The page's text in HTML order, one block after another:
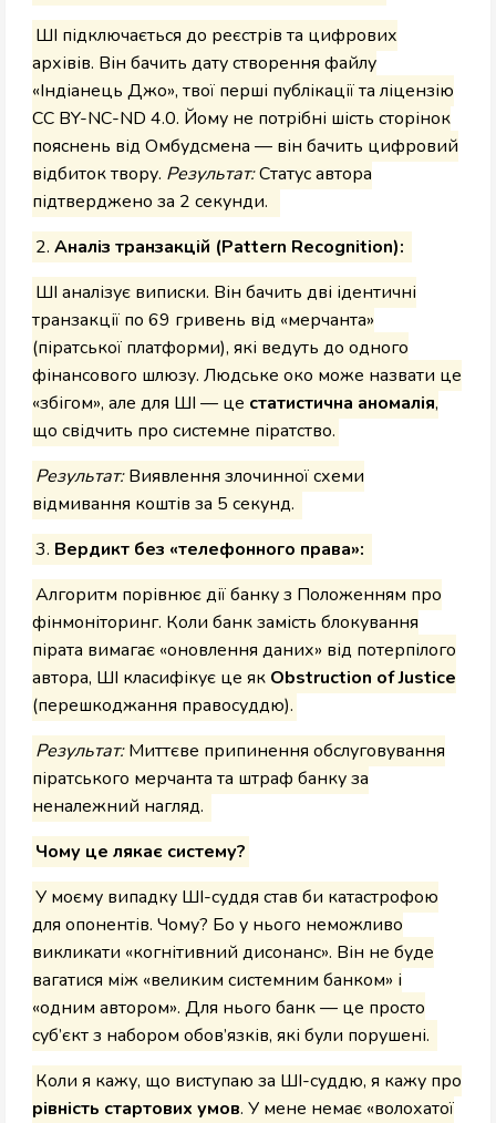
ШІ підключається до реєстрів та цифрових
архівів. Він бачить дату створення файлу
«Індіанець Джо», твої перші публікації та ліцензію
CC BY-NC-ND 4.0. Йому не потрібні шість сторінок
пояснень від Омбудсмена — він бачить цифровий
відбиток твору. Результат:Статус автора
підтверджено за 2 секунди.
2.Аналіз транзакцій (Pattern Recognition):
ШІ аналізує виписки. Він бачить дві ідентичні
транзакції по 69 гривень від «мерчанта»
(піратської платформи), які ведуть до одного
фінансового шлюзу. Людське око може назвати це
«збігом», але для ШІ — це статистична аномалія,
що свідчить про системне піратство.
Результат:Виявлення злочинної схеми
відмивання коштів за 5 секунд.
3. Вердикт без «телефонного права»:
Алгоритм порівнює дії банку з Положенням про
фінмоніторинг. Коли банк замість блокування
пірата вимагає «оновлення даних» від потерпілого
автора, ШІ класифікує це як Obstruction of Justice
(перешкоджання правосуддю).
Результат:Миттєве припинення обслуговування
піратського мерчанта та штраф банку за
неналежний нагляд.
Чому це лякає систему?
У моєму випадку ШІ-суддя став би катастрофою
для опонентів. Чому? Бо у нього неможливо
викликати «когнітивний дисонанс». Він не буде
вагатися між «великим системним банком» і
«одним автором». Для нього банк — це просто
суб’єкт з набором обов’язків, які були порушені.
Коли я кажу, що виступаю за ШІ-суддю, я кажу про
рівність стартових умов. У мене немає «волохатої